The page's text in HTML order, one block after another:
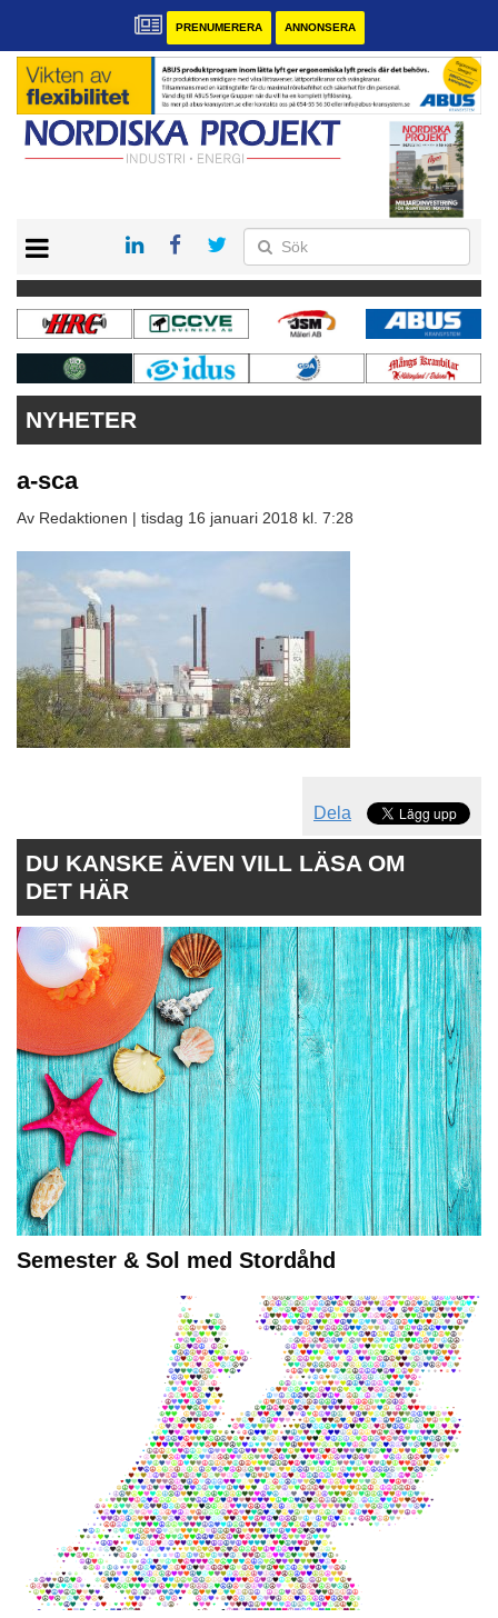
PRENUMERERA ANNONSERA
KONTAKT
VÅRA ANDRA MAGASIN
PRENUMERERA
ANNONSERA
NYHETER
a-sca
Av Redaktionen | tisdag 16 januari 2018 kl. 7:28
Dela
DU KANSKE ÄVEN VILL LÄSA OM
DET HÄR
Semester & Sol med Stordåhd